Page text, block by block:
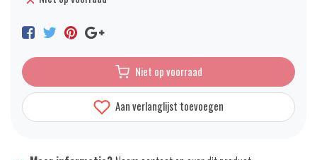
Niet op voorraad
Aan verlanglijst toevoegen